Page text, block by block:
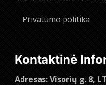
Privatumo politika
Kontaktinė
Adresas: Visorių g. 8,